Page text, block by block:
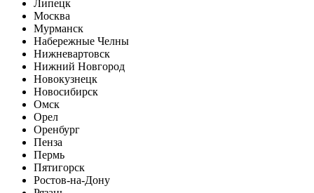
Липецк
Москва
Мурманск
Набережные Челны
Нижневартовск
Нижний Новгород
Новокузнецк
Новосибирск
Омск
Орел
Оренбург
Пенза
Пермь
Пятигорск
Ростов-на-Дону